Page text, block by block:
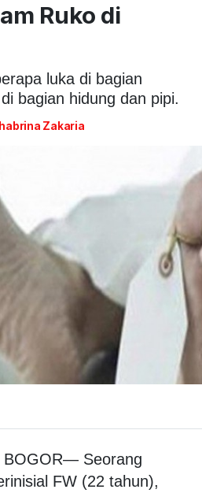
Ruko di
luka di bagian
bagian hidung dan pipi.
Zakaria
BOGOR— Seorang
FW (22 tahun),